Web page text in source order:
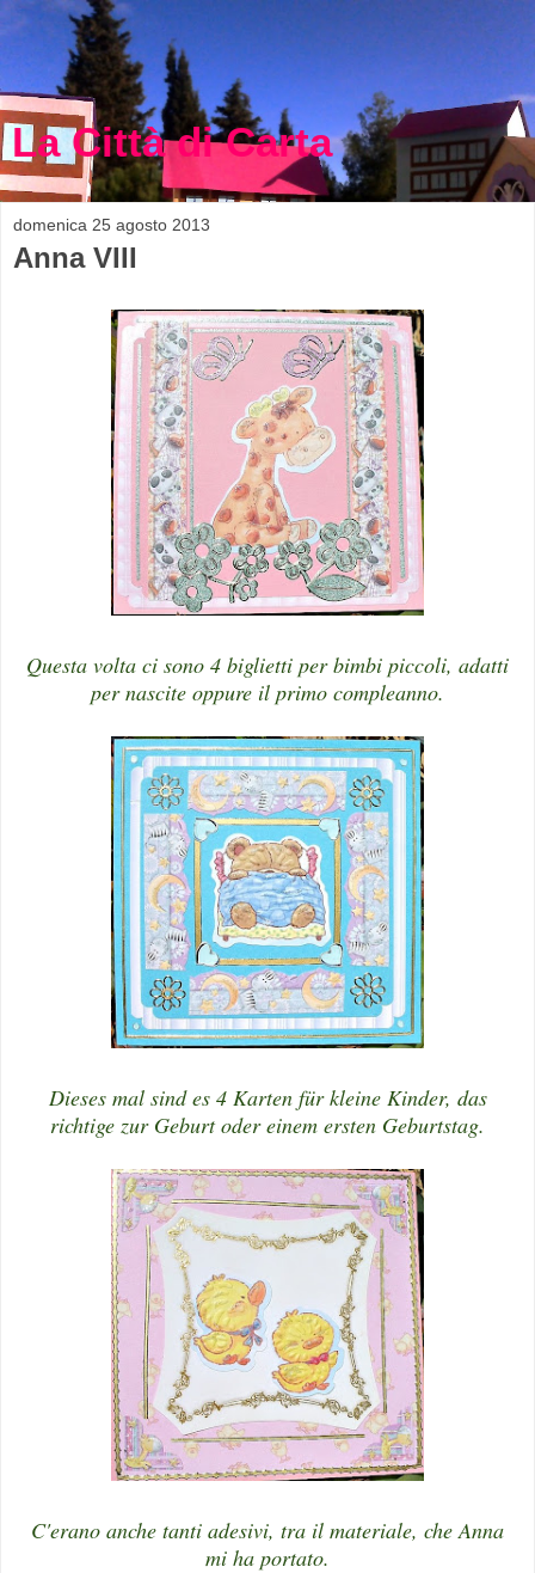
La Città di Carta
domenica 25 agosto 2013
Anna VIII
Questa volta ci sono 4 biglietti per bimbi piccoli, adatti
per nascite oppure il primo compleanno.
Dieses mal sind es 4 Karten für kleine Kinder, das
richtige zur Geburt oder einem ersten Geburtstag.
C'erano anche tanti adesivi, tra il materiale, che Anna
mi ha portato.